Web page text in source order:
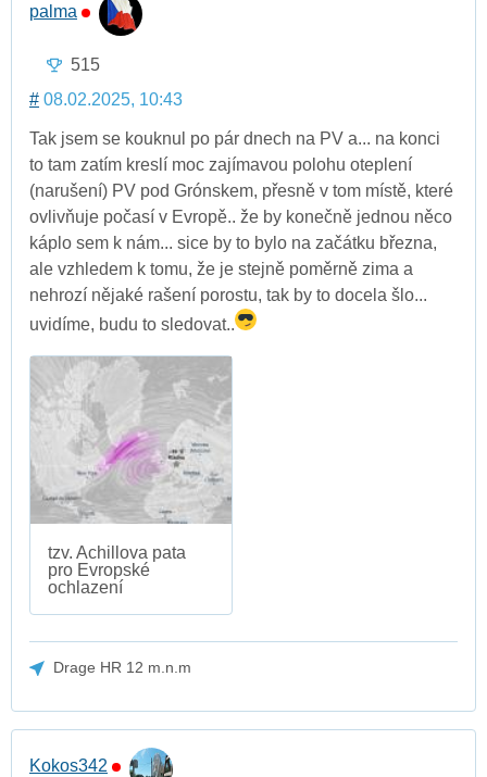
palma
515
# 08.02.2025, 10:43
Tak jsem se kouknul po pár dnech na PV a... na konci
to tam zatím kreslí moc zajímavou polohu oteplení
(narušení) PV pod Grónskem, přesně v tom místě, které
ovlivňuje počasí v Evropě.. že by konečně jednou něco
káplo sem k nám... sice by to bylo na začátku března,
ale vzhledem k tomu, že je stejně poměrně zima a
nehrozí nějaké rašení porostu, tak by to docela šlo...
uvidíme, budu to sledovat..
tzv. Achillova pata
pro Evropské
ochlazení
Drage HR 12 m.n.m
Kokos342